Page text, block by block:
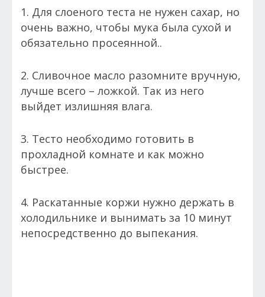
1. Для слоеного теста не нужен сахар, но
очень важно, чтобы мука была сухой и
обязательно просеянной..
2. Сливочное масло разомните вручную,
лучше всего – ложкой. Так из него
выйдет излишняя влага.
3. Тесто необходимо готовить в
прохладной комнате и как можно
быстрее.
4. Раскатанные коржи нужно держать в
холодильнике и вынимать за 10 минут
непосредственно до выпекания.